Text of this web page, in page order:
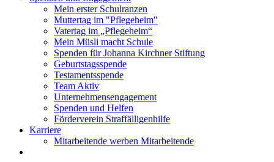
Mein erster Schulranzen
Muttertag im "Pflegeheim"
Vatertag im „Pflegeheim“
Mein Müsli macht Schule
Spenden für Johanna Kirchner Stiftung
Geburtstagsspende
Testamentsspende
Team Aktiv
Unternehmensengagement
Spenden und Helfen
Förderverein Straffälligenhilfe
Karriere
Mitarbeitende werben Mitarbeitende